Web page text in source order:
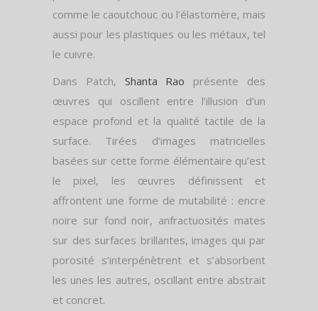
comme le caoutchouc ou l’élastomère, mais
aussi pour les plastiques ou les métaux, tel
le cuivre.
Dans Patch, Shanta Rao présente des
œuvres qui oscillent entre l’illusion d’un
espace profond et la qualité tactile de la
surface. Tirées d’images matricielles
basées sur cette forme élémentaire qu’est
le pixel, les œuvres définissent et
affrontent une forme de mutabilité : encre
noire sur fond noir, anfractuosités mates
sur des surfaces brillantes, images qui par
porosité s’interpénètrent et s’absorbent
les unes les autres, oscillant entre abstrait
et concret.